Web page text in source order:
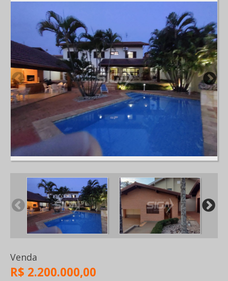
Venda
R$ 2.200.000,00